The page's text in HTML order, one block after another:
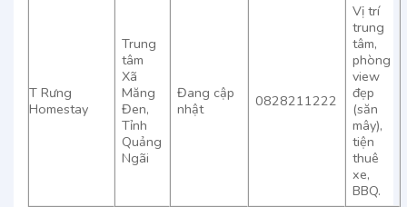
T Rưng
Homestay
Trung
tâm
Xã
Măng
Đen,
Tỉnh
Quảng
Ngãi
Đang cập
nhật
0828211222
Vị trí
trung
tâm,
phòng
view
đẹp
(săn
mây),
tiện
thuê
xe,
BBQ.